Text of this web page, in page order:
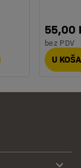
55,00
bez PDV
U